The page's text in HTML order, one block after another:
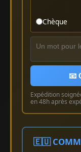
Chèque
📧
Expédition
en 48h après
🇪🇺